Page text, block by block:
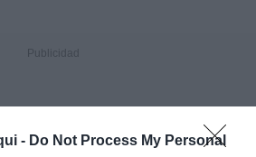
- Do Not Process My Personal